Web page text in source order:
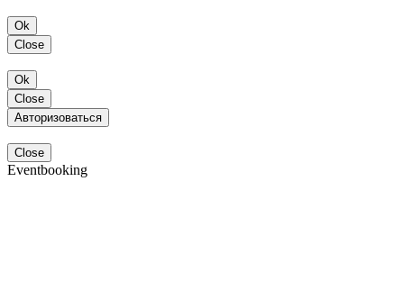
Ok
Close
Ok
Close
Авторизоваться
Close
Eventbooking